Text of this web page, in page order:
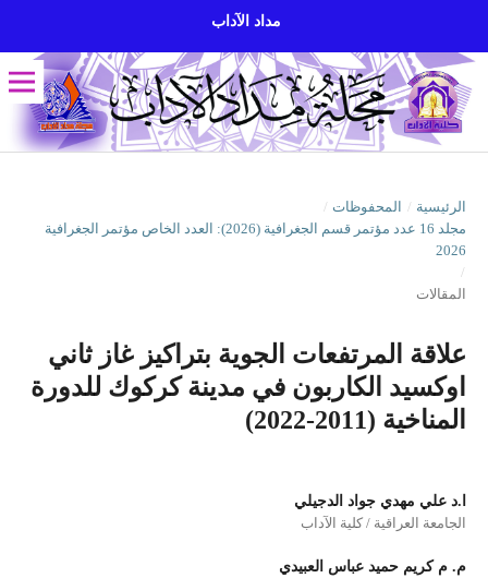
مداد الآداب
الرئيسية / المحفوظات /
مجلد 16 عدد مؤتمر قسم الجغرافية (2026): العدد الخاص مؤتمر الجغرافية
2026
/
المقالات
علاقة المرتفعات الجوية بتراكيز غاز ثاني
اوكسيد الكاربون في مدينة كركوك للدورة
المناخية (2011-2022)
ا.د علي مهدي جواد الدجيلي
الجامعة العراقية / كلية الآداب
م. م كريم حميد عباس العبيدي